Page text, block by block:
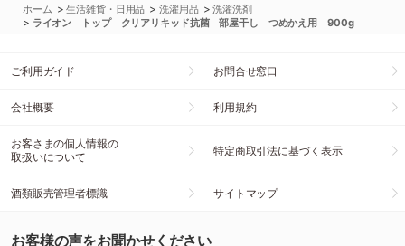
ホーム >生活雑貨・日用品 >洗濯用品 >洗濯洗剤
> ライオン トップ クリアリキッド抗菌 部屋干し つめかえ用 900g
ご利用ガイド お問合せ窓口
会社概要 利用規約
お客さまの個人情報の
取扱いについて
特定商取引法に基づく表示
酒類販売管理者標識 サイトマップ
お客様の声をお聞かせください